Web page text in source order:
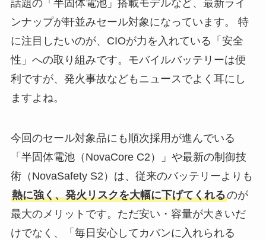
話題の「半固体電池」搭載モデルなど、最新ライ
ンナップが軒並みセール対象になっています。 特
に注目したいのが、CIOが力を入れている「安全
性」への取り組みです。モバイルバッテリーは便
利ですが、発火事故などもニュースでよく耳にし
ますよね。
今回のセール対象品にも順次採用が進んでいる
「半固体電池（NovaCore C2）」や最新の制御技
術（NovaSafety S2）は、従来のバッテリーよりも
熱に強く、発火リスクを大幅に下げてくれるのが
最大のメリットです。ただ安い・容量が大きいだ
けでなく、「毎日安心してカバンに入れられる